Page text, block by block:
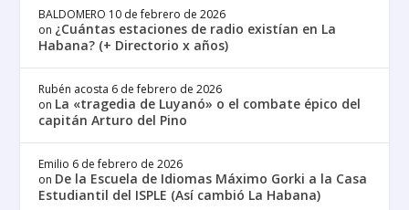
BALDOMERO 10 de febrero de 2026
on ¿Cuántas estaciones de radio existían en La
Habana? (+ Directorio x años)
Rubén acosta 6 de febrero de 2026
on La «tragedia de Luyanó» o el combate épico del
capitán Arturo del Pino
Emilio 6 de febrero de 2026
on De la Escuela de Idiomas Máximo Gorki a la Casa
Estudiantil del ISPLE (Así cambió La Habana)